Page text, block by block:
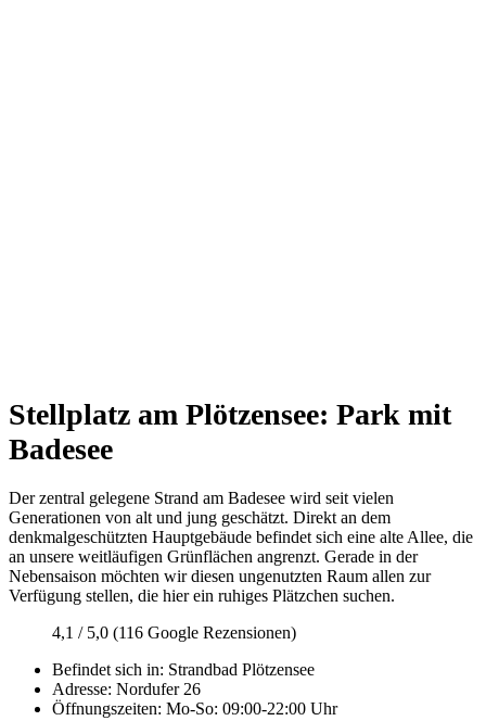
Stellplatz am Plötzensee: Park mit
Badesee
Der zentral gelegene Strand am Badesee wird seit vielen
Generationen von alt und jung geschätzt. Direkt an dem
denkmalgeschützten Hauptgebäude befindet sich eine alte Allee, die
an unsere weitläufigen Grünflächen angrenzt. Gerade in der
Nebensaison möchten wir diesen ungenutzten Raum allen zur
Verfügung stellen, die hier ein ruhiges Plätzchen suchen.
4,1 / 5,0 (116 Google Rezensionen)
Befindet sich in: Strandbad Plötzensee
Adresse: Nordufer 26
Öffnungszeiten: Mo-So: 09:00-22:00 Uhr